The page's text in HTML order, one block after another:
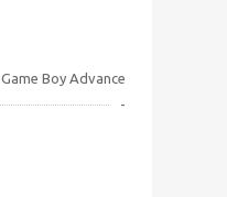
Game Boy Advance
-